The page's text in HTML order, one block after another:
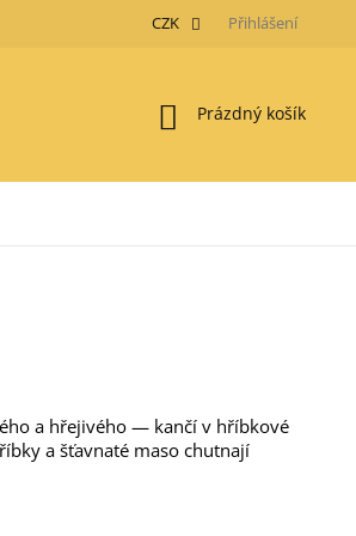
GDPR Moje objednávka
CZK Přihlášení
Nákupní
Prázdný košík
a hřejivého — kančí v hříbkové
a šťavnaté maso chutnají